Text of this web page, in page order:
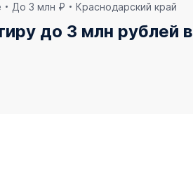
До 3 млн ₽ Краснодарский край
до 3 млн рублей в